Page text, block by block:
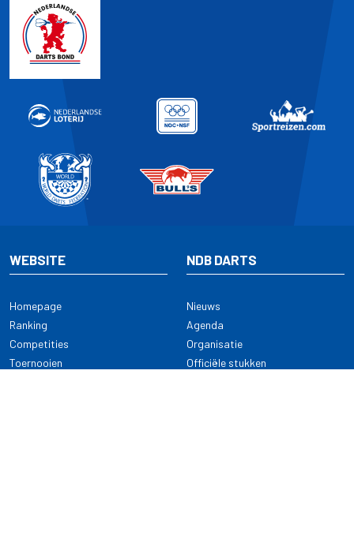
WEBSITE
Homepage
Ranking
Competities
Toernooien
NDB DARTS
Nieuws
Agenda
Organisatie
Officiële stukken